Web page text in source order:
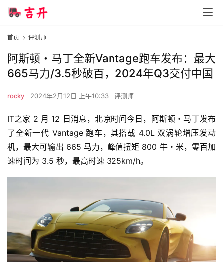
首页 评测师
阿斯顿・马丁全新Vantage跑车发布：最大
665马力/3.5秒破百，2024年Q3交付中国
rocky 2024年2月12日 上午10:33 评测师
IT之家 2 月 12 日消息，北京时间今日，阿斯顿・马丁发布
了全新一代 Vantage 跑车，其搭载 4.0L 双涡轮增压发动
机，最大可输出 665 马力，峰值扭矩 800 牛・米，零百加
速时间为 3.5 秒，最高时速 325km/h。